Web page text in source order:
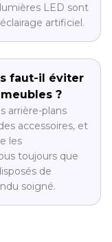
LED sont
artificiel.
faut-il éviter
?
arrière-plans
accessoires, et
les
toujours que
de
soigné.